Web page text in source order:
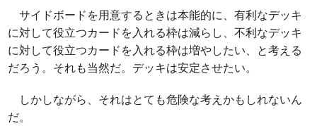
サイドボードを用意するときは本能的に、有利なデッキ
に対して役立つカードを入れる枠は減らし、不利なデッキ
に対して役立つカードを入れる枠は増やしたい、と考える
だろう。それも当然だ。デッキは安定させたい。
しかしながら、それはとても危険な考えかもしれないん
だ。